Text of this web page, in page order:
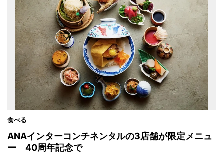
食べる
ANAインターコンチネンタルの3店舗が限定メニュ
ー 40周年記念で